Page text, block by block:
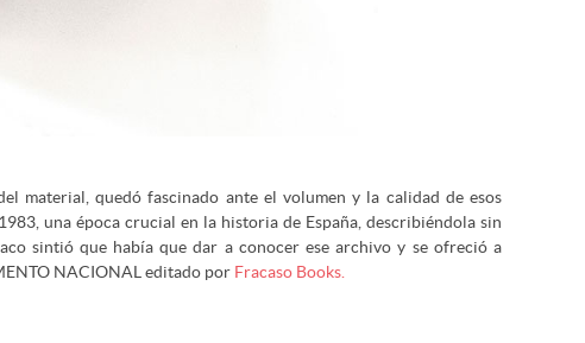
material, quedó fascinado ante el volumen y la calidad de esos
una época crucial en la historia de España, describiéndola sin
sintió que había que dar a conocer ese archivo y se ofreció a
NACIONAL editado por Fracaso Books.